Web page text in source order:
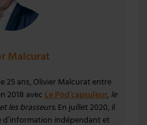
Malcurat
25 ans, Olivier Malcurat entre
2018 avecLe Pod’capsuleur, le
les brasseurs. En juillet 2020, il
d’information indépendant et